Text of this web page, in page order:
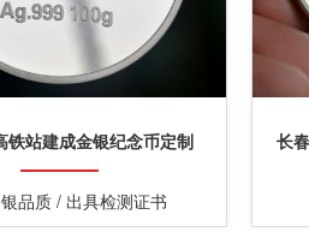
铁站建成金银纪念币定制
品质 / 出具检测证书
长